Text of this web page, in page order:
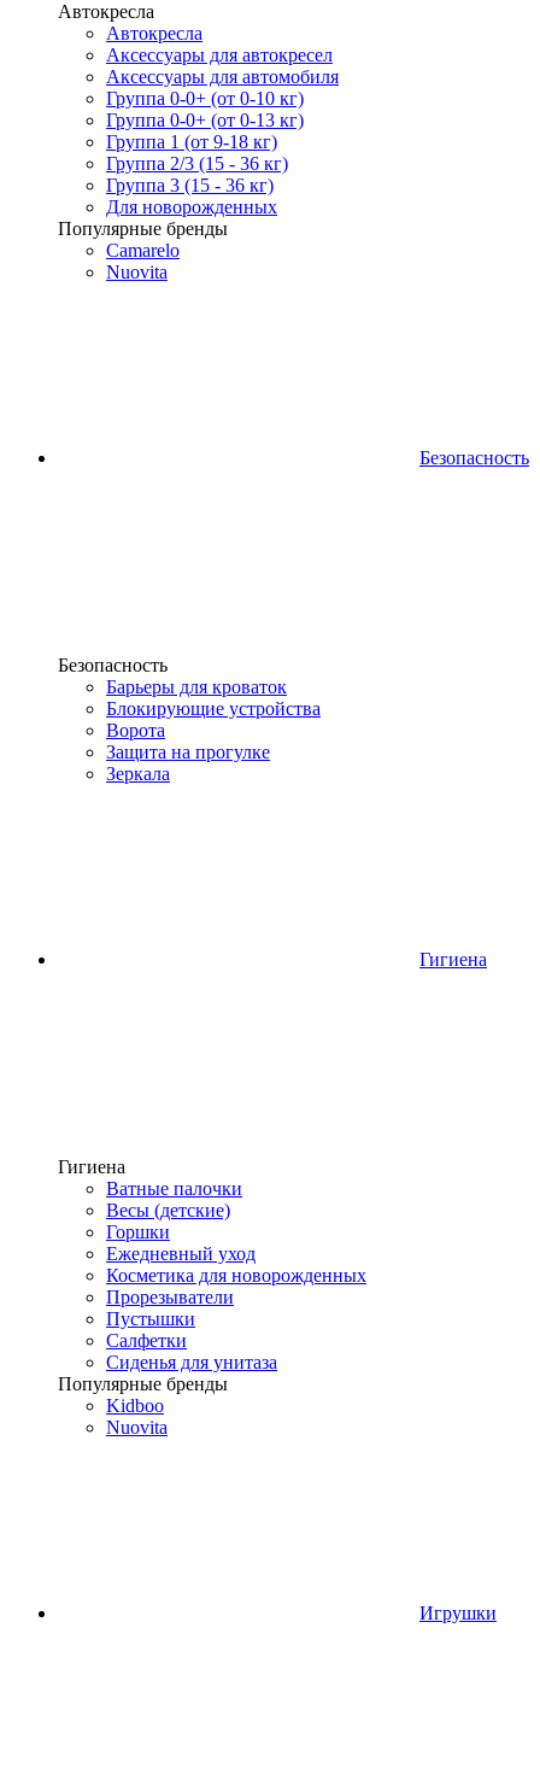
Автокресла
Автокресла
Аксессуары для автокресел
Аксессуары для автомобиля
Группа 0-0+ (от 0-10 кг)
Группа 0-0+ (от 0-13 кг)
Группа 1 (от 9-18 кг)
Группа 2/3 (15 - 36 кг)
Группа 3 (15 - 36 кг)
Для новорожденных
Популярные бренды
Camarelo
Nuovita
Безопасность
Безопасность
Барьеры для кроваток
Блокирующие устройства
Ворота
Защита на прогулке
Зеркала
Гигиена
Гигиена
Ватные палочки
Весы (детские)
Горшки
Ежедневный уход
Косметика для новорожденных
Прорезыватели
Пустышки
Салфетки
Сиденья для унитаза
Популярные бренды
Kidboo
Nuovita
Игрушки